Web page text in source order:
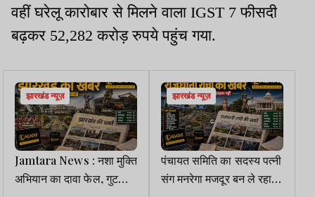
वहीं घरेलू कारोबार से मिलने वाला IGST 7 फीसदी
बढ़कर 52,282 करोड़ रुपये पहुंच गया.
झारखंड न्यूज़
Jamtara News : नशा मुक्ति
अभियान का दावा फेल, गुटखा
झारखंड न्यूज़
पंचायत समिति का सदस्य पत्नी
संग मनरेगा मजदूर बन ले रहा